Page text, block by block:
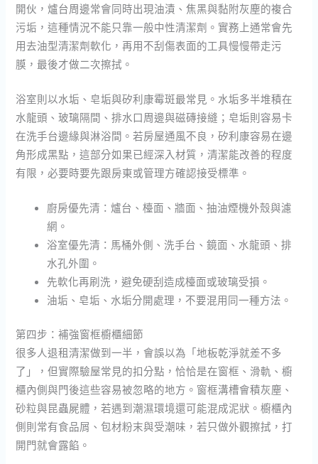
開伙，爐台周邊常會同時出現油漬、焦黑與黏附灰塵的複合
污垢，這種情況不能只靠一般中性清潔劑。實務上通常會先
用去油型清潔劑軟化，再用不刮傷表面的工具慢慢帶走污
膜，最後才做二次擦拭。
浴室則以水垢、皂垢與矽利康霉斑最常見。水垢多半堆積在
水龍頭、玻璃隔間、排水口周邊與磁磚接縫；皂垢則容易卡
在洗手台邊緣與淋浴間。若房屋通風不良，矽利康容易在邊
角形成黑點，這部分如果已經深入材質，清潔能改善的程度
有限，必要時要先跟房東或管理方確認接受標準。
廚房優先清：爐台、檯面、牆面、抽油煙機外殼與濾
網。
浴室優先清：馬桶外側、洗手台、鏡面、水龍頭、排
水孔外圍。
先軟化再刷洗，避免硬刮造成檯面或玻璃受損。
油垢、皂垢、水垢分開處理，不要混用同一種方法。
第四步：補強窗框櫥櫃細節
很多人退租清潔做到一半，會誤以為「地板乾淨就差不多
了」，但實際驗屋常見的扣分點，恰恰是在窗框、滑軌、櫥
櫃內側與門後這些容易被忽略的地方。窗框溝槽會積灰塵、
砂粒與昆蟲屍體，若遇到潮濕環境還可能混成泥狀。櫥櫃內
側則常有食品屑、包材粉末與受潮味，若只做外觀擦拭，打
開門就會露餡。